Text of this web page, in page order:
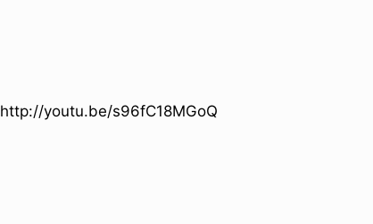
http://youtu.be/s96fC18MGoQ